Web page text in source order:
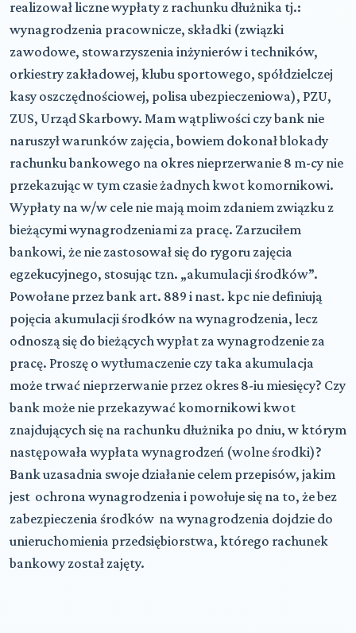
realizował liczne wypłaty z rachunku dłużnika tj.:
wynagrodzenia pracownicze, składki (związki
zawodowe, stowarzyszenia inżynierów i techników,
orkiestry zakładowej, klubu sportowego, spółdzielczej
kasy oszczędnościowej, polisa ubezpieczeniowa), PZU,
ZUS, Urząd Skarbowy. Mam wątpliwości czy bank nie
naruszył warunków zajęcia, bowiem dokonał blokady
rachunku bankowego na okres nieprzerwanie 8 m-cy nie
przekazując w tym czasie żadnych kwot komornikowi.
Wypłaty na w/w cele nie mają moim zdaniem związku z
bieżącymi wynagrodzeniami za pracę. Zarzuciłem
bankowi, że nie zastosował się do rygoru zajęcia
egzekucyjnego, stosując tzn. „akumulacji środków”.
Powołane przez bank art. 889 i nast. kpc nie definiują
pojęcia akumulacji środków na wynagrodzenia, lecz
odnoszą się do bieżących wypłat za wynagrodzenie za
pracę. Proszę o wytłumaczenie czy taka akumulacja
może trwać nieprzerwanie przez okres 8-iu miesięcy? Czy
bank może nie przekazywać komornikowi kwot
znajdujących się na rachunku dłużnika po dniu, w którym
następowała wypłata wynagrodzeń (wolne środki)?
Bank uzasadnia swoje działanie celem przepisów, jakim
jest ochrona wynagrodzenia i powołuje się na to, że bez
zabezpieczenia środków na wynagrodzenia dojdzie do
unieruchomienia przedsiębiorstwa, którego rachunek
bankowy został zajęty.